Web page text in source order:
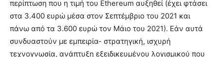
περίπτωση που η τιμή του Ethereum αυξηθεί (έχει φτάσει
στα 3.400 ευρώ μέσα στον Σεπτέμβριο του 2021 και
πάνω από τα 3.600 ευρώ τον Μάιο του 2021). Εάν αυτά
συνδυαστούν με εμπειρία- στρατηγική, ισχυρή
τεχνογνωσία, ανάπτυξη εξειδικευμένου λογισμικού που